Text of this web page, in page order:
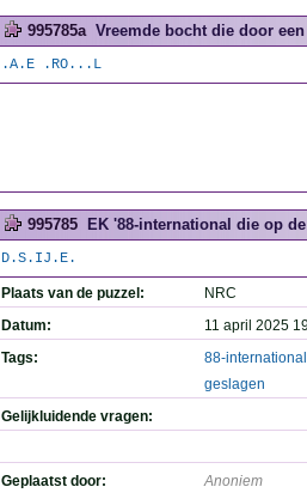
995785a Vreemde bocht die door
.A.E .RO...L
995785 EK '88-international die op
D.S.IJ.E.
Plaats van de puzzel:
NRC
Datum:
11 april 2025
Tags:
88-international
geslagen
Gelijkluidende vragen:
Geplaatst door: Anoniem